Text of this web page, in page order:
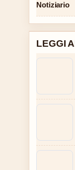
Notiziario
LEGGI